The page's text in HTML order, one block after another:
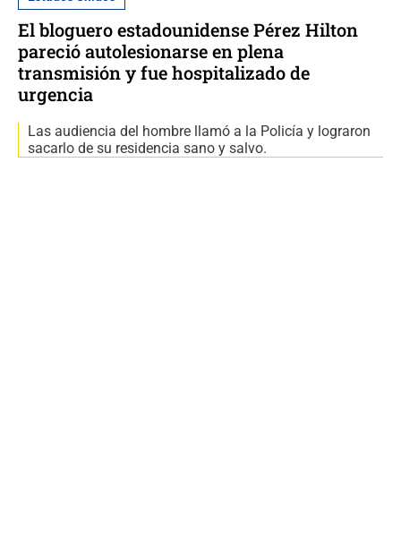
El bloguero estadounidense Pérez Hilton
pareció autolesionarse en plena
transmisión y fue hospitalizado de
urgencia
Las audiencia del hombre llamó a la Policía y lograron
sacarlo de su residencia sano y salvo.